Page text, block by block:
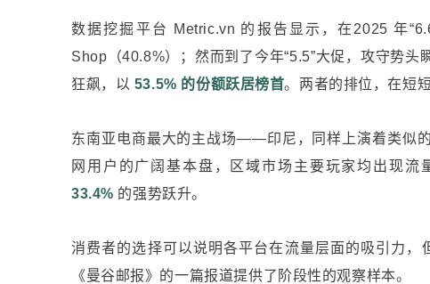
数据挖掘平台 Metric.vn 的报告显示，在2025 年
Shop（40.8%）；然而到了今年“5.5”大促，攻守势
狂飙，以 53.5% 的份额跃居榜首。两者的排位，在短
东南亚电商最大的主战场——印尼，同样上演着类似
网用户的广阔基本盘，区域市场主要玩家均出现流
33.4% 的强势跃升。
消费者的选择可以说明各平台在流量层面的吸引力，
《曼谷邮报》的一篇报道提供了阶段性的观察样本。